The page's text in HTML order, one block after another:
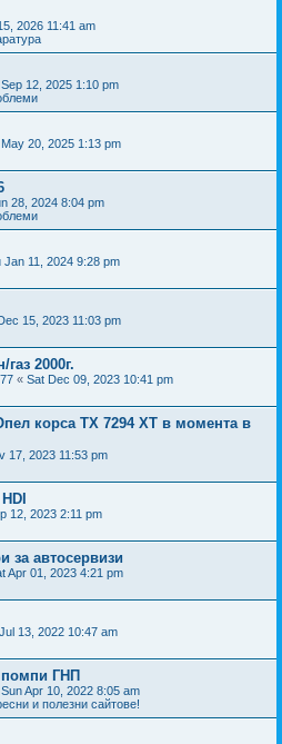
2026 11:41 am
12, 2025 1:10 pm
20, 2025 1:13 pm
28, 2024 8:04 pm
Jan 11, 2024 9:28 pm
15, 2023 11:03 pm
2000г.
« Sat Dec 09, 2023 10:41 pm
корса ТХ 7294 ХТ в момента в
17, 2023 11:53 pm
12, 2023 2:11 pm
за автосервизи
Apr 01, 2023 4:21 pm
13, 2022 10:47 am
ГНП
Sun Apr 10, 2022 8:05 am
и полезни сайтове!